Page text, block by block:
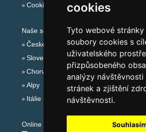
cookies
Tyto webové
soubory cookies s
uživatelského
přizpůsobeného
analýzy
stránek a zjištění
návštěvnosti.
Cookies
Naše servery:
České hory
Slovenské hory
Chorvatsko
Alpy
Itálie
Online audit: